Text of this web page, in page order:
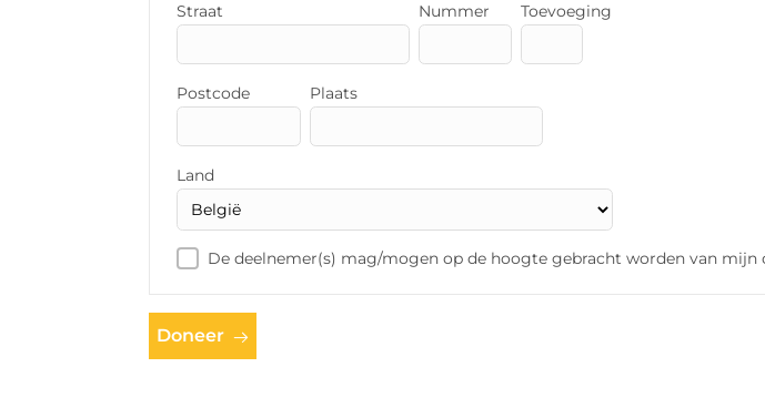
Straat
Nummer Toevoeging
Postcode Plaats
Land
De deelnemer(s) mag/mogen op de hoogte gebracht worden van mijn
Doneer